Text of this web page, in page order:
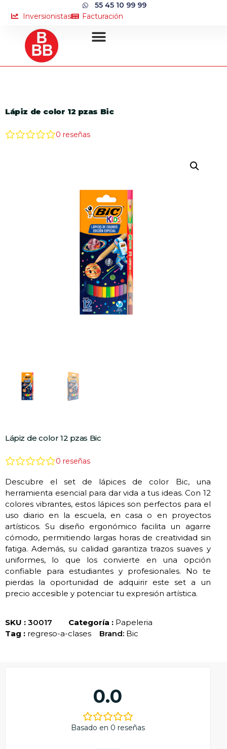
55 45 10 99 99
Inversionistas
Facturación
Lápiz de color 12 pzas Bic
0 reseñas
Lápiz de color 12 pzas Bic
0 reseñas
Descubre el set de lápices de color Bic, una
herramienta esencial para dar vida a tus ideas. Con 12
colores vibrantes, estos lápices son perfectos para el
uso diario en la escuela, en casa o en proyectos
artísticos. Su diseño ergonómico facilita un agarre
cómodo, permitiendo largas horas de creatividad sin
fatiga. Además, su calidad garantiza trazos suaves y
uniformes, lo que los convierte en una opción
confiable para estudiantes y profesionales. No te
pierdas la oportunidad de adquirir este set a un
precio accesible y potenciar tu expresión artística.
SKU : 30017 Categoría : Papeleria
Tag : regreso-a-clases Brand: Bic
0.0
Basado en 0 reseñas